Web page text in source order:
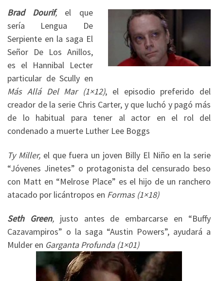
Brad Dourif, el que
sería Lengua De
Serpiente en la saga El
Señor De Los Anillos,
es el Hannibal Lecter
particular de Scully en
Más Allá Del Mar (1×12), el episodio preferido del
creador de la serie Chris Carter, y que luchó y pagó más
de lo habitual para tener al actor en el rol del
condenado a muerte Luther Lee Boggs
Ty Miller, el que fuera un joven Billy El Niño en la serie
“Jóvenes Jinetes” o protagonista del censurado beso
con Matt en “Melrose Place” es el hijo de un ranchero
atacado por licántropos en Formas (1×18)
Seth Green, justo antes de embarcarse en “Buffy
Cazavampiros” o la saga “Austin Powers”, ayudará a
Mulder en Garganta Profunda (1×01)